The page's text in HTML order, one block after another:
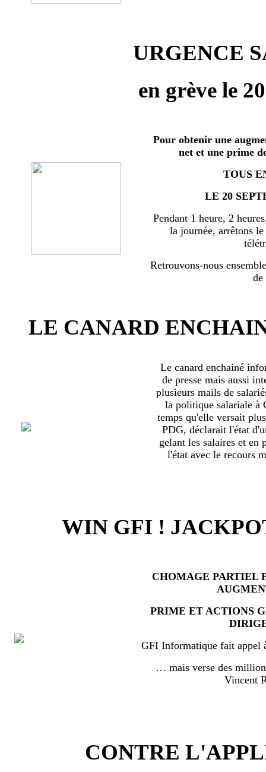
URGENCE
en grève le
Pour obtenir une
net et une prime
TOUS
LE 20
Pendant 1 heure, 2
la journée, arrêtons
Retrouvons-nous
de
LE CANARD
Le canard enchainé
de presse mais aussi
plusieurs mails de
la politique salariale à
temps qu'elle versait
PDG, déclarait l'état
gelant les salaires et en
l'état avec le recours
WIN GFI !
CHOMAGE PARTIEL
PRIME ET ACTIONS
GFI Informatique fait appel
… mais verse des
Vincent
CONTRE